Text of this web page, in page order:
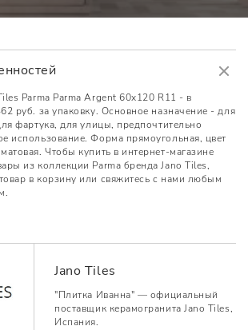
Parma Parma Argent 60x120 R11 - в
руб. за упаковку. Основное назначение - для
фартука, для улицы, предпочтительно
использование. Форма прямоугольная, цвет
Чтобы купить в интернет-магазине
из коллекции Parma бренда Jano Tiles,
в корзину или свяжитесь с нами любым
Jano Tiles
"Плитка Иванна" — официальный
поставщик керамогранита Jano Tiles,
Испания.